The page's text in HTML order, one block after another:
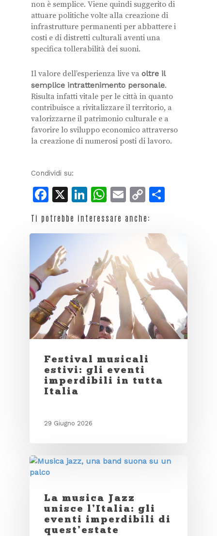
non è semplice. Viene quindi suggerito di
attuare politiche volte alla creazione di
infrastrutture permanenti per abbattere i
costi e di distretti culturali aventi una
specifica tollerabilità dei suoni.
Il valore dell’esperienza live va oltre il
semplice intrattenimento personale.
Risulta infatti vitale per le città in quanto
contribuisce a rivitalizzare il territorio, a
valorizzarne il patrimonio culturale e a
favorire lo sviluppo economico attraverso
la creazione di numerosi posti di lavoro.
Condividi su:
Facebook
X LinkedIn
WhatsApp
Email
Copy
Ti potrebbe interessare anche:
Festival musicali
estivi: gli eventi
imperdibili in tutta
Italia
29 Giugno 2026
La musica Jazz
unisce l’Italia: gli
eventi imperdibili di
quest’estate